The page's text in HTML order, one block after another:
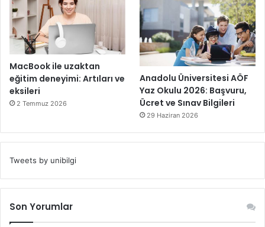
MacBook ile uzaktan
eğitim deneyimi: Artıları ve
eksileri
2 Temmuz 2026
Anadolu Üniversitesi AÖF
Yaz Okulu 2026: Başvuru,
Ücret ve Sınav Bilgileri
29 Haziran 2026
Tweets by unibilgi
Son Yorumlar